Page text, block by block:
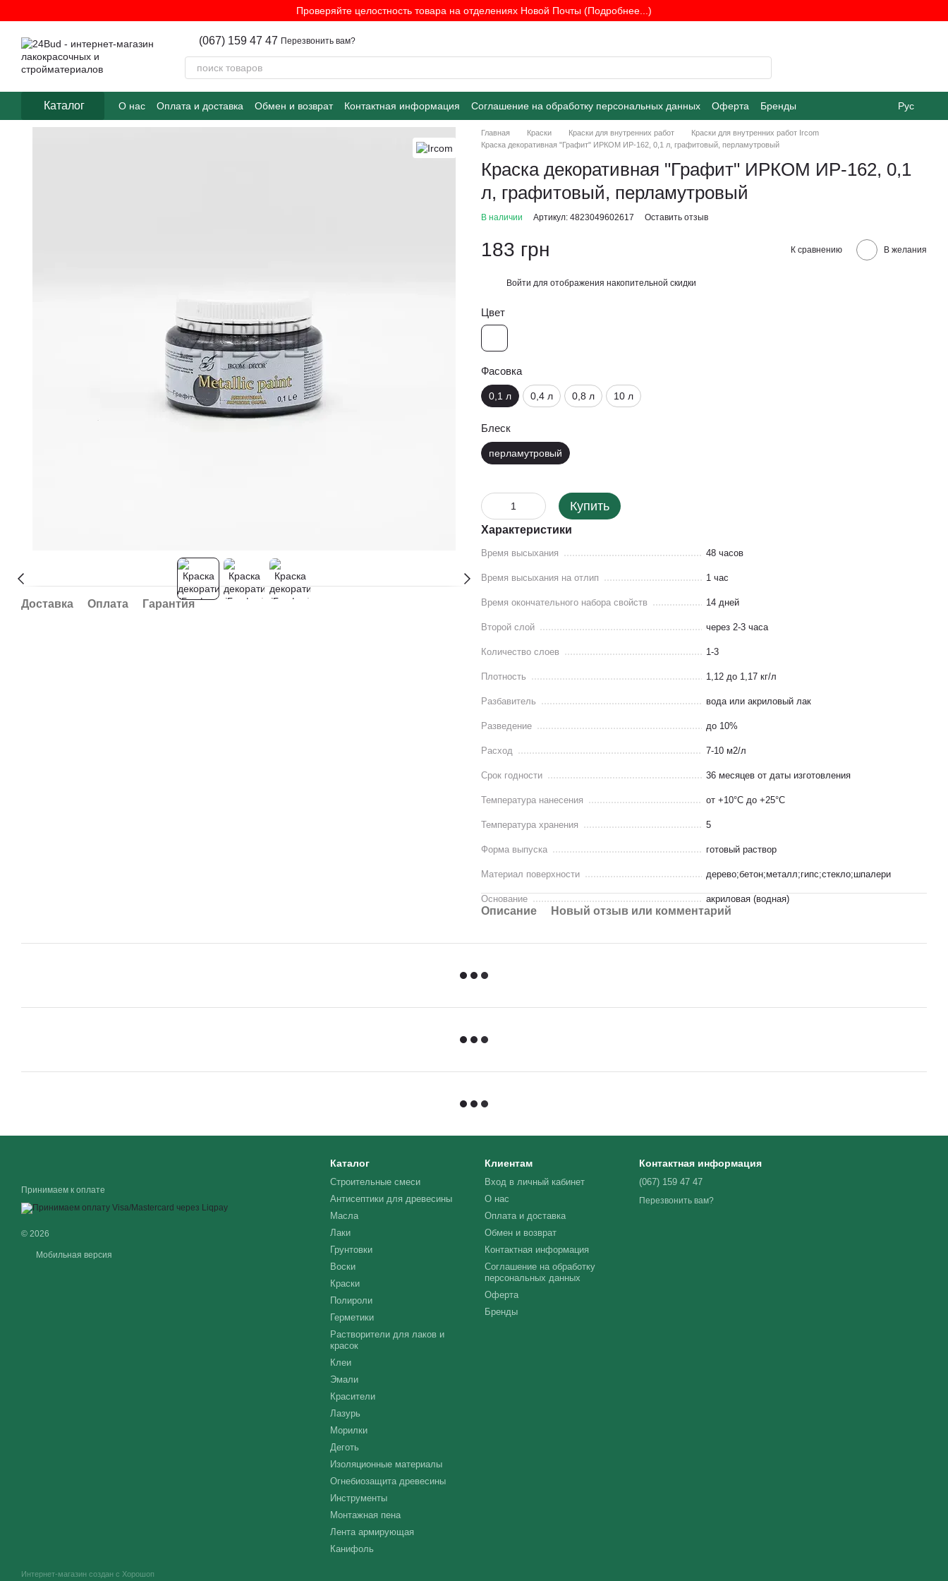
Проверяйте целостность товара на отделениях Новой Почты (Подробнее...)
(067) 159 47 47 Перезвонить вам?
Каталог О нас Оплата и доставка Обмен и возврат Контактная информация Соглашение на обработку персональных данных Оферта Бренды Рус
Доставка Оплата Гарантия
Главная Краски Краски для внутренних работ
Краски для внутренних работ Ircom
Краска декоративная "Графит" ИРКОМ ИР-162, 0,1 л, графитовый, перламутровый
Краска декоративная "Графит" ИРКОМ ИР-162, 0,1
л, графитовый, перламутровый
В наличии Артикул: 4823049602617 Оставить отзыв
183 грн К сравнению В желания
Войти для отображения накопительной скидки
Цвет
Фасовка
0,1 л 0,4 л 0,8 л 10 л
Блеск
перламутровый
Купить
Характеристики
Время высыхания 48 часов
Время высыхания на отлип 1 час
Время окончательного набора свойств 14 дней
Второй слой через 2-3 часа
Количество слоев 1-3
Плотность 1,12 до 1,17 кг/л
Разбавитель вода или акриловый лак
Разведение до 10%
Расход 7-10 м2/л
Срок годности 36 месяцев от даты изготовления
Температура нанесения от +10°С до +25°С
Температура хранения 5
Форма выпуска готовый раствор
Материал поверхности дерево;бетон;металл;гипс;стекло;шпалери
Основание акриловая (водная)
Описание Новый отзыв или комментарий
Принимаем к оплате
© 2026
Мобильная версия
Интернет-магазин создан с Хорошоп
Каталог
Строительные смеси
Антисептики для древесины
Масла
Лаки
Грунтовки
Воски
Краски
Полироли
Герметики
Растворители для лаков и
красок
Клеи
Эмали
Красители
Лазурь
Морилки
Деготь
Изоляционные материалы
Огнебиозащита древесины
Инструменты
Монтажная пена
Лента армирующая
Канифоль
Клиентам
Вход в личный кабинет
О нас
Оплата и доставка
Обмен и возврат
Контактная информация
Соглашение на обработку
персональных данных
Оферта
Бренды
Контактная информация
(067) 159 47 47
Перезвонить вам?